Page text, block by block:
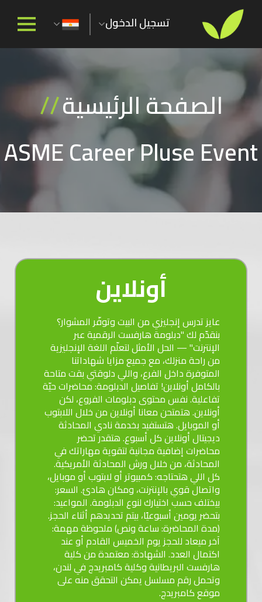
تسجيل الدخول
الصفحة الرئيسية//
ASME Career Pluse Event
أونلاين
عايز تدرس إنجليزي من البيت وتوفّر المشوار؟
بنقدّم لك "دبلومة هارفست الرقمية عبر
الإنترنت" — الحل الأمثل لتعلّم اللغة الإنجليزية
من راحة منزلك، مع جميع مزايا شهاداتنا
المتوفرة داخل الفرع، واللي دلوقتي بقت متاحة
بالكامل أونلاين! تفاصيل الدبلومة: محاضرات حيّة
تفاعلية. نفس محتوى دبلومات الفروع، لكن
أونلاين. هتمتحن معانا أونلاين من خلال اللابتوب
أو الموبايل. هتستفيد بخدمة نادي المحادثة
ديجيتال أونلاين كل أسبوع. هتقدر تحضر
محاضرات إضافية مجانية لتقوية مهاراتك في
المحادثة، من خلال ورش المحادثة الأمريكية.
كل اللي هتحتاجه: كمبيوتر أو لابتوب أو موبايل،
واتصال قوي بالإنترنت، ومكان هادئ. السعر:
بيختلف حسب اختيارك لنوع الدبلومة. المواعيد:
بتحضر يومين أسبوعيًا، بيتم تحديدهم أثناء الحجز.
(مدة المحاضرة: ساعة ونص) ملحوظة مهمة:
آخر ميعاد للحجز يوم الخميس القادم أو عند
اكتمال العدد. الشهادة: معتمدة من كلية
هارفست البريطانية وكلية كامبريدج في لندن،
وتحمل رقم مسلسل يمكن التحقق منه على
موقع كامبريدج.